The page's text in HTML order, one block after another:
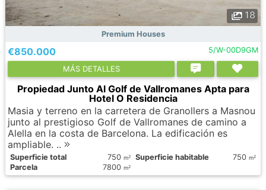
18
Premium Houses
€850.000 5/W-00D9GM
МÁS DETALLES
Propiedad Junto Al Golf de Vallromanes Apta para
Hotel O Residencia
Masia y terreno en la carretera de Granollers a Masnou
junto al prestigioso Golf de Vallromanes de camino a
Alella en la costa de Barcelona. La edificación es
ampliable. ..
Superficie total 750 m2 Superficie habitable 750 m2
Parcela 7800 m2